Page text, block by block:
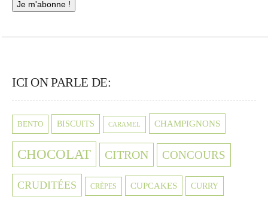
ICI ON PARLE DE:
BENTO BISCUITS CARAMEL CHAMPIGNONS
CHOCOLAT CITRON CONCOURS
CRUDITÉES CRÈPES CUPCAKES CURRY